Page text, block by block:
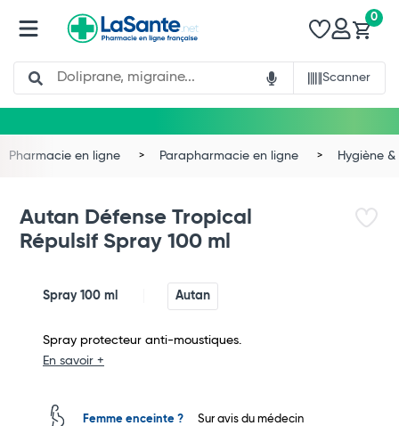
Search
Scanner
0
Commander
Pharmacie en ligne Parapharmacie en ligne Hygiène
Autan Défense Tropical
Répulsif Spray 100 ml
Spray 100 ml Autan
Spray protecteur anti-moustiques.
En savoir +
Femme enceinte ? Sur avis du médecin